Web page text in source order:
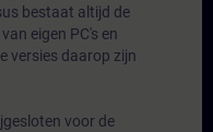
bestaat altijd de
eigen PC's en
versies daarop zijn
voor de